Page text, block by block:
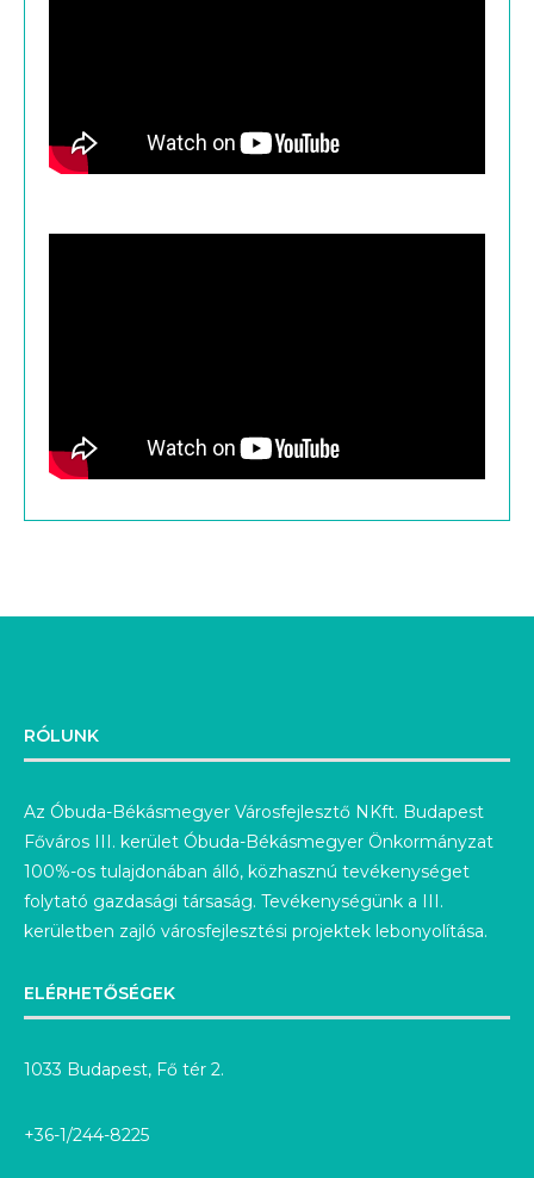
RÓLUNK
Az Óbuda-Békásmegyer Városfejlesztő NKft. Budapest
Főváros III. kerület Óbuda-Békásmegyer Önkormányzat
100%-os tulajdonában álló, közhasznú tevékenységet
folytató gazdasági társaság. Tevékenységünk a III.
kerületben zajló városfejlesztési projektek lebonyolítása.
ELÉRHETŐSÉGEK
1033 Budapest, Fő tér 2.
+36-1/244-8225